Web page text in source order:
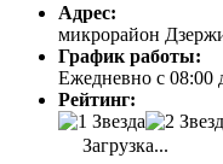
Адрес:
микрорайон
График работы:
Ежедневно с 08:00
Рейтинг:
Загрузка...